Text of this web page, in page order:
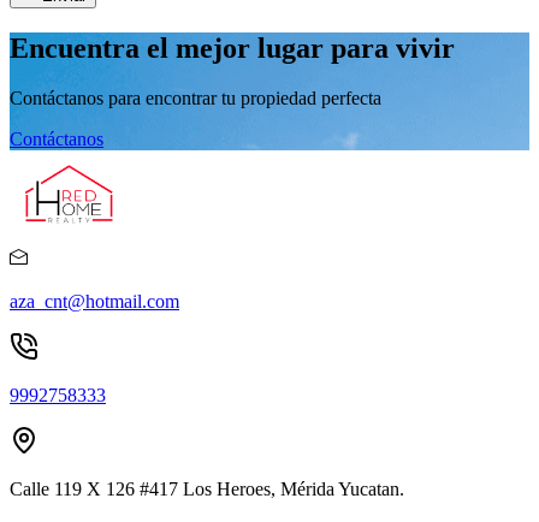
Encuentra el mejor lugar para vivir
Contáctanos para encontrar tu propiedad perfecta
Contáctanos
aza_cnt@hotmail.com
9992758333
Calle 119 X 126 #417 Los Heroes, Mérida Yucatan.